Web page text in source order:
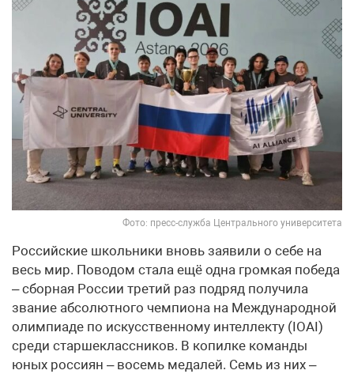
Фото: пресс-служба Центрального университета
Российские школьники вновь заявили о себе на
весь мир. Поводом стала ещё одна громкая победа
– сборная России третий раз подряд получила
звание абсолютного чемпиона на Международной
олимпиаде по искусственному интеллекту (IOAI)
среди старшеклассников. В копилке команды
юных россиян – восемь медалей. Семь из них –